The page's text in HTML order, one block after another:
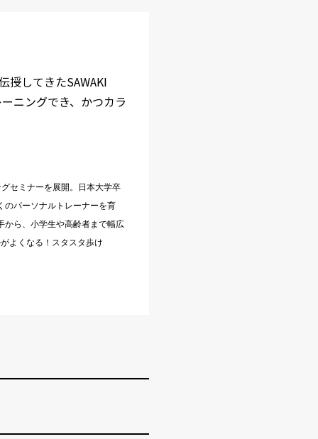
授してきたSAWAKI
ニングでき、かつカラ
セミナーを展開。日本大学卒
のパーソナルトレーナーを育
から、小学生や高齢者まで幅広
よくなる！スタスタ歩け